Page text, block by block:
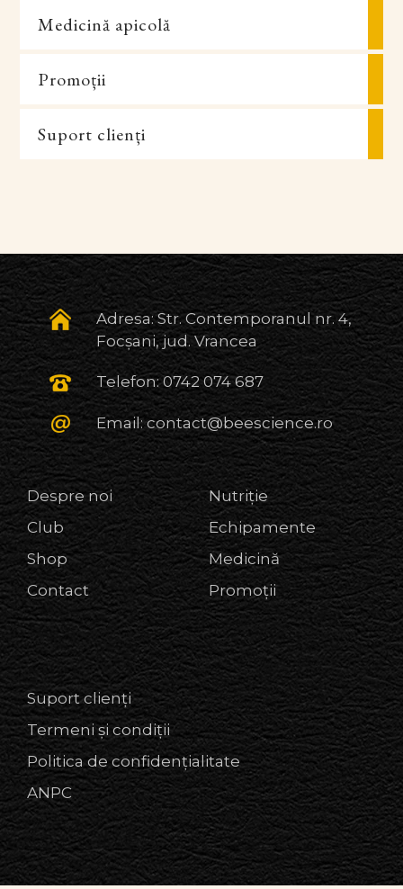
Medicină apicolă
Promoții
Suport clienți
Adresa: Str. Contemporanul nr. 4,
Focșani, jud. Vrancea
Telefon:0742 074 687
Email:contact@beescience.ro
Despre noi
Club
Shop
Contact
Nutriție
Echipamente
Medicină
Promoții
Suport clienți
Termeni și condiții
Politica de confidențialitate
ANPC